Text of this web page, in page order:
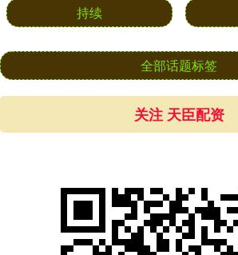
持续
全部话题标签
关注 天臣配资